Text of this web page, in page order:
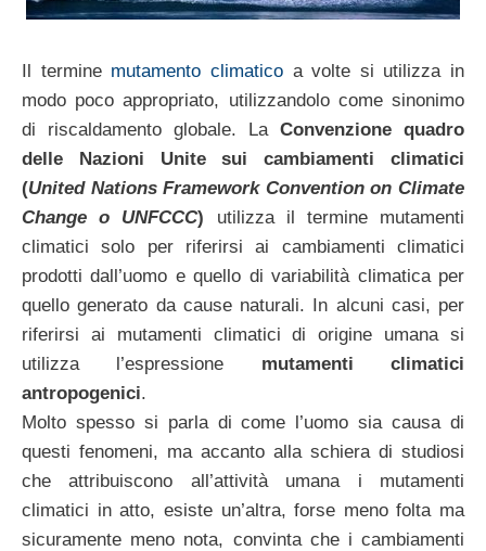
Il termine mutamento climaticoa volte si utilizza in
modo poco appropriato, utilizzandolo come sinonimo
di riscaldamento globale. La Convenzione quadro
delle Nazioni Unite sui cambiamenti climatici
(United Nations Framework Convention on Climate
Change o UNFCCC) utilizza il termine mutamenti
climatici solo per riferirsi ai cambiamenti climatici
prodotti dall’uomo e quello di variabilità climatica per
quello generato da cause naturali. In alcuni casi, per
riferirsi ai mutamenti climatici di origine umana si
utilizza l’espressione mutamenti climatici
antropogenici.
Molto spesso si parla di come l’uomo sia causa di
questi fenomeni, ma accanto alla schiera di studiosi
che attribuiscono all’attività umana i mutamenti
climatici in atto, esiste un’altra, forse meno folta ma
sicuramente meno nota, convinta che i cambiamenti